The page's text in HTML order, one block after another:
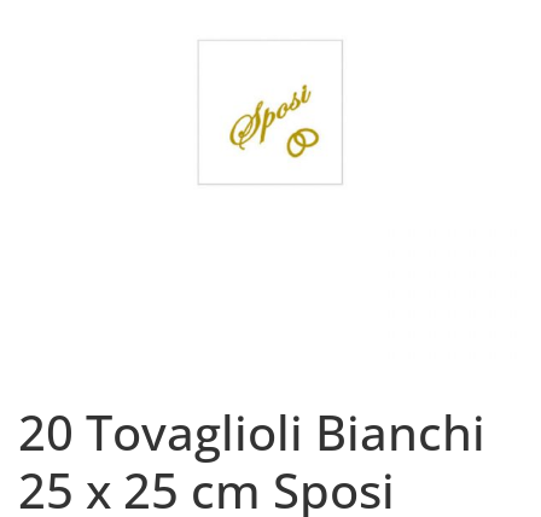
20 Tovaglioli Bianchi
25 x 25 cm Sposi